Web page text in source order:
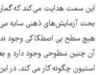
این سمت هدایت می‌‌‌کند که
بحث آزمایش‌‌‌های ذهنی سایه
هیچ سطح بی اصطکاکی وجود
آن چنین سطوحی وجود دارد و
استیون چگونه کار می کند. در